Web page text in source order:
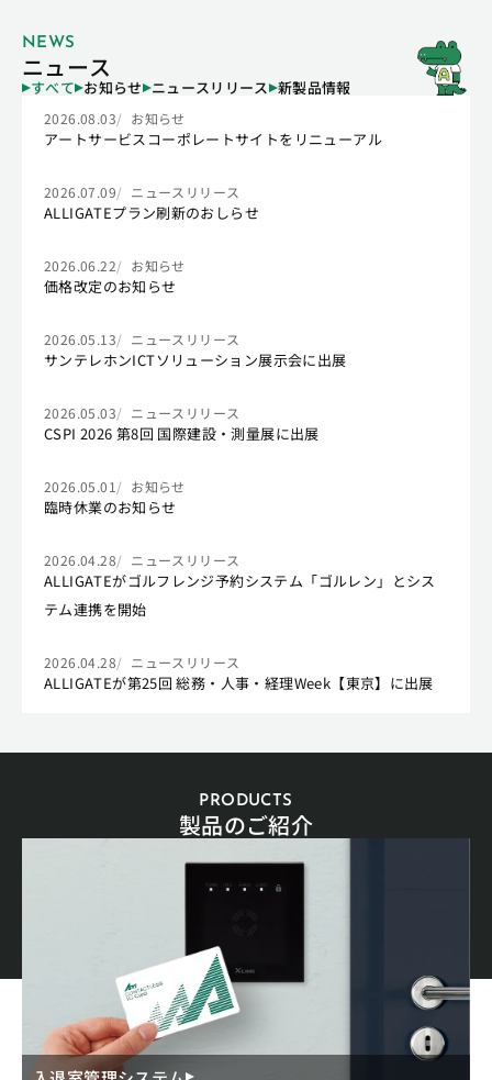
NEWS
ニュース
すべて お知らせ ニュースリリース 新製品情報
2026.08.03 お知らせ
アートサービスコーポレートサイトをリニューアル
2026.07.09 ニュースリリース
ALLIGATEプラン刷新のおしらせ
2026.06.22 お知らせ
価格改定のお知らせ
2026.05.13 ニュースリリース
サンテレホンICTソリューション展示会に出展
2026.05.03 ニュースリリース
CSPI 2026 第8回 国際建設・測量展に出展
2026.05.01 お知らせ
臨時休業のお知らせ
2026.04.28 ニュースリリース
ALLIGATEがゴルフレンジ予約システム「ゴルレン」とシス
テム連携を開始
2026.04.28 ニュースリリース
ALLIGATEが第25回 総務・人事・経理Week【東京】に出展
PRODUCTS
製品のご紹介